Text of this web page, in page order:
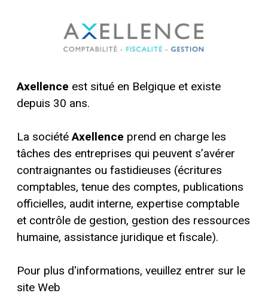
Axellence est situé en Belgique et existe
depuis 30 ans.
La sociétéAxellence prend en charge les
tâches des entreprises qui peuvent s’avérer
contraignantes ou fastidieuses (écritures
comptables, tenue des comptes, publications
officielles, audit interne, expertise comptable
et contrôle de gestion, gestion des ressources
humaine, assistance juridique et fiscale).
Pour plus d'informations, veuillez entrer sur le
site Web